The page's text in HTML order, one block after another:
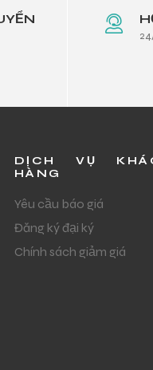
DỊCH VỤ
HÀNG
Yêu cầu báo giá
Đăng ký đại ký
Chính sách giảm giá